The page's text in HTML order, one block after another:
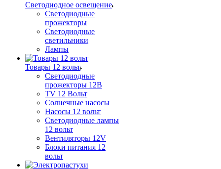
Светодиодное освещение
Светодиодные
прожекторы
Светодиодные
светильники
Лампы
Товары 12 вольт
Светодиодные
прожекторы 12В
TV 12 Вольт
Солнечные насосы
Насосы 12 вольт
Светодиодные лампы
12 вольт
Вентиляторы 12V
Блоки питания 12
вольт